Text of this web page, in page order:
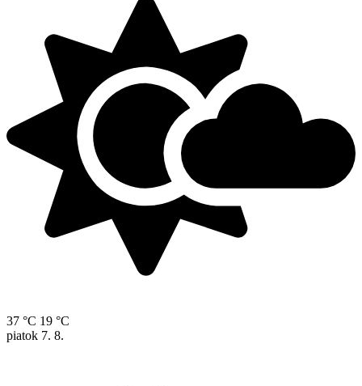
37 °C 19 °C
piatok 7. 8.